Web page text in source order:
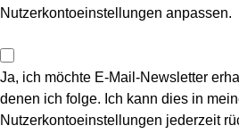
Nutzerkontoeinstellungen anpassen.
Ja, ich möchte E-Mail-Newsletter
denen ich folge. Ich kann dies in
Nutzerkontoeinstellungen jederzeit